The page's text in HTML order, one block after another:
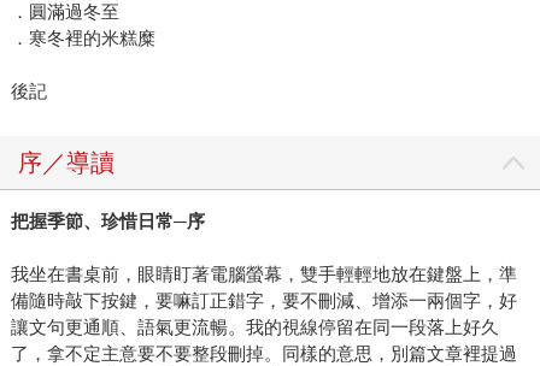
．圓滿過冬至
．寒冬裡的米糕糜
後記
序／導讀
把握季節、珍惜日常─序
我坐在書桌前，眼睛盯著電腦螢幕，雙手輕輕地放在鍵盤上，準
備隨時敲下按鍵，要嘛訂正錯字，要不刪減、增添一兩個字，好
讓文句更通順、語氣更流暢。我的視線停留在同一段落上好久
了，拿不定主意要不要整段刪掉。同樣的意思，別篇文章裡提過